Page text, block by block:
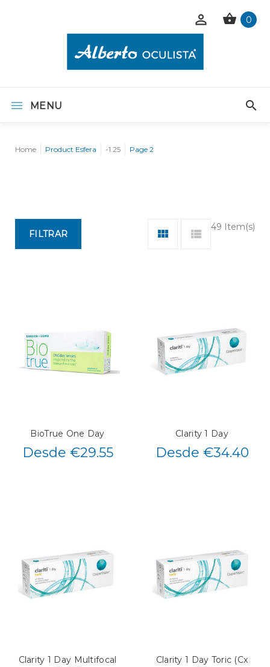
0
MENU
Home Product Esfera -1.25 Page 2
49 Item(s)
FILTRAR
BioTrue One Day
Desde €29.55
Clarity 1 Day
Desde €34.40
Clarity 1 Day Multifocal
Clarity 1 Day Toric (Cx